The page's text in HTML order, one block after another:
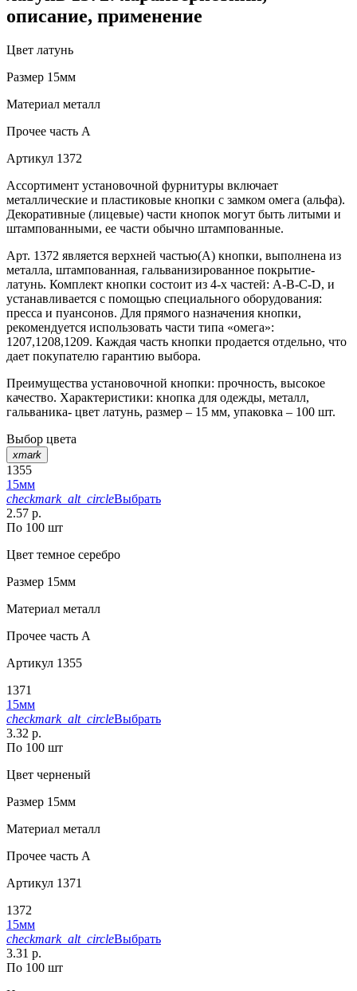
описание, применение
Цвет латунь
Размер 15мм
Материал металл
Прочее часть A
Артикул 1372
Ассортимент установочной фурнитуры включает
металлические и пластиковые кнопки с замком омега (альфа).
Декоративные (лицевые) части кнопок могут быть литыми и
штампованными, ее части обычно штампованные.
Арт. 1372 является верхней частью(А) кнопки, выполнена из
металла, штампованная, гальванизированное покрытие-
латунь. Комплект кнопки состоит из 4-х частей: А-В-С-D, и
устанавливается с помощью специального оборудования:
пресса и пуансонов. Для прямого назначения кнопки,
рекомендуется использовать части типа «омега»:
1207,1208,1209. Каждая часть кнопки продается отдельно, что
дает покупателю гарантию выбора.
Преимущества установочной кнопки: прочность, высокое
качество. Характеристики: кнопка для одежды, металл,
гальваника- цвет латунь, размер – 15 мм, упаковка – 100 шт.
Выбор цвета
xmark
1355
15мм
checkmark_alt_circleВыбрать
2.57 р.
По 100 шт
Цвет темное серебро
Размер 15мм
Материал металл
Прочее часть A
Артикул 1355
1371
15мм
checkmark_alt_circleВыбрать
3.32 р.
По 100 шт
Цвет черненый
Размер 15мм
Материал металл
Прочее часть A
Артикул 1371
1372
15мм
checkmark_alt_circleВыбрать
3.31 р.
По 100 шт